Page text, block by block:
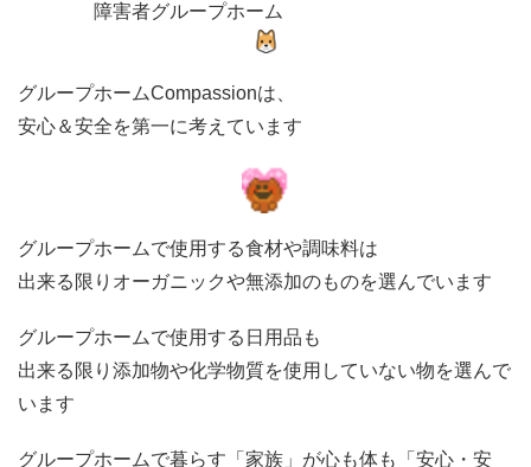
障害者グループホーム
グループホームCompassionは、
安心＆安全を第一に考えています
グループホームで使用する食材や調味料は
出来る限りオーガニックや無添加のものを選んでいます
グループホームで使用する日用品も
出来る限り添加物や化学物質を使用していない物を選んで
います
グループホームで暮らす「家族」が心も体も「安心・安